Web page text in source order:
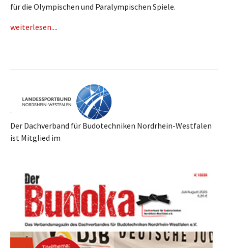
für die Olympischen und Paralympischen Spiele.
weiterlesen....
Der Dachverband für Budotechniken Nordrhein-Westfalen
ist Mitglied im